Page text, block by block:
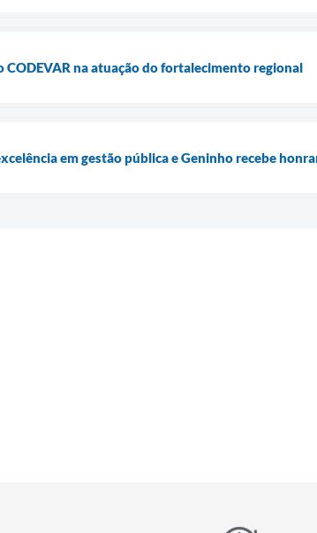
CODEVAR na atuação do fortalecimento regional
em gestão pública e Geninho recebe